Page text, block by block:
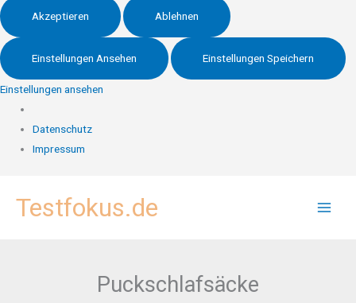
Akzeptieren Ablehnen
Einstellungen Ansehen Einstellungen Speichern
Einstellungen ansehen
Datenschutz
Impressum
InhaltTestfokus.de
Puckschlafsäcke